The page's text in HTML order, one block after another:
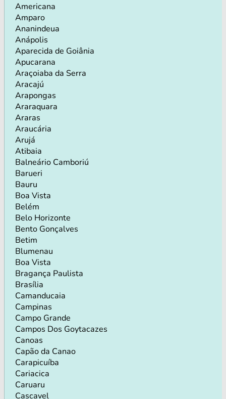
Americana
Amparo
Ananindeua
Anápolis
Aparecida de Goiânia
Apucarana
Araçoiaba da Serra
Aracajú
Arapongas
Araraquara
Araras
Araucária
Arujá
Atibaia
Balneário Camboriú
Barueri
Bauru
Boa Vista
Belém
Belo Horizonte
Bento Gonçalves
Betim
Blumenau
Boa Vista
Bragança Paulista
Brasília
Camanducaia
Campinas
Campo Grande
Campos Dos Goytacazes
Canoas
Capão da Canao
Carapicuíba
Cariacica
Caruaru
Cascavel